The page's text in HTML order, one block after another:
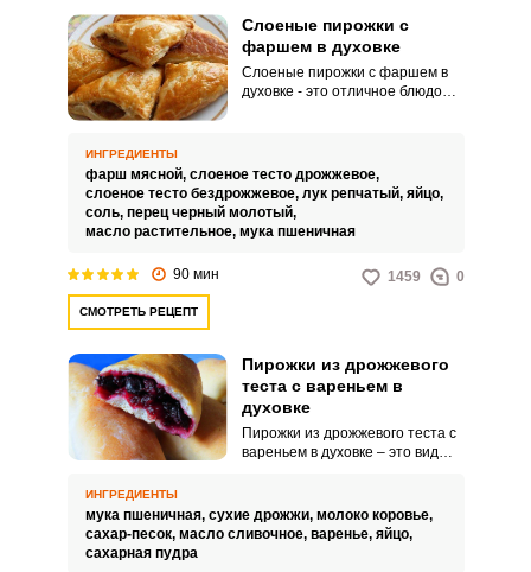
Слоеные пирожки с
фаршем в духовке
Слоеные пирожки с фаршем в
духовке - это отличное блюдо
ИНГРЕДИЕНТЫ
фарш мясной, слоеное тесто дрожжевое,
слоеное тесто бездрожжевое, лук репчатый, яйцо,
соль, перец черный молотый,
масло растительное, мука пшеничная
90 мин 1459 0
СМОТРЕТЬ РЕЦЕПТ
Пирожки из дрожжевого
теста с вареньем в
духовке
Пирожки из дрожжевого теста с
вареньем в духовке – это вид
замешивается из муки,
дрожжей, молока или воды, с
ИНГРЕДИЕНТЫ
мука пшеничная, сухие дрожжи, молоко коровье,
сахар-песок, масло сливочное, варенье, яйцо,
сахарная пудра